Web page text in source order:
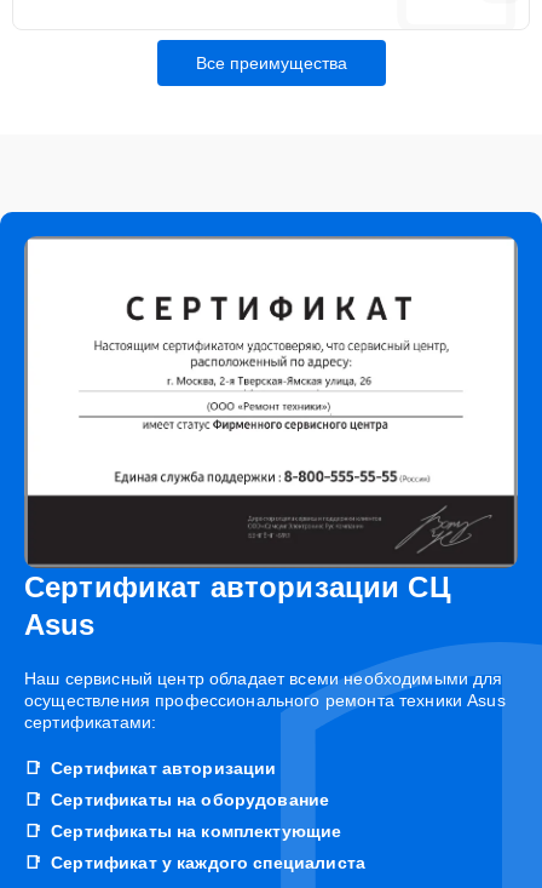
Все преимущества
Сертификат авторизации СЦ
Asus
Наш сервисный центр обладает всеми необходимыми для
осуществления профессионального ремонта техники Asus
сертификатами:
Сертификат авторизации
Сертификаты на оборудование
Сертификаты на комплектующие
Сертификат у каждого специалиста